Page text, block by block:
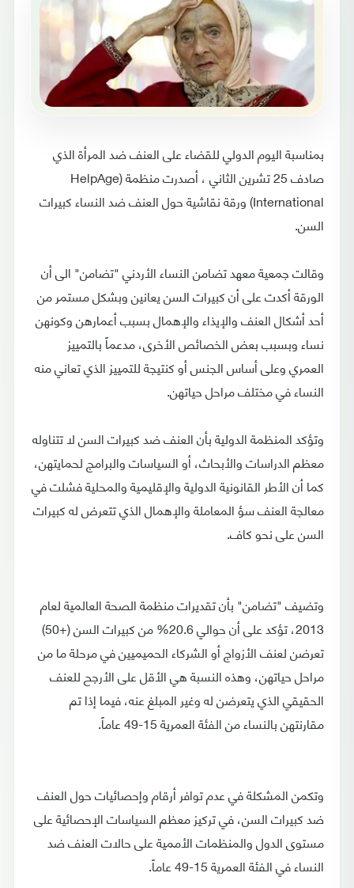
بمناسبة اليوم الدولي للقضاء على العنف ضد المرأة الذي
صادف 25 تشرين الثاني ، أصدرت منظمة (HelpAge
International) ورقة نقاشية حول العنف ضد النساء كبيرات
السن.
وقالت جمعية معهد تضامن النساء الأردني "تضامن" الى أن
الورقة أكدت على أن كبيرات السن يعانين وبشكل مستمر من
أحد أشكال العنف والإيذاء والإهمال بسبب أعمارهن وكونهن
نساء وبسبب بعض الخصائص الأخرى، مدعماً بالتمييز
العمري وعلى أساس الجنس أو كنتيجة للتمييز الذي تعاني منه
النساء في مختلف مراحل حياتهن.
وتؤكد المنظمة الدولية بأن العنف ضد كبيرات السن لا تتناوله
معظم الدراسات والأبحاث، أو السياسات والبرامج لحمايتهن،
كما أن الأطر القانونية الدولية والإقليمية والمحلية فشلت في
معالجة العنف سؤ المعاملة والإهمال الذي تتعرض له كبيرات
السن على نحو كاف.
وتضيف "تضامن" بأن تقديرات منظمة الصحة العالمية لعام
2013، تؤكد على أن حوالي 20.6% من كبيرات السن (+50)
تعرضن لعنف الأزواج أو الشركاء الحميميين في مرحلة ما من
مراحل حياتهن، وهذه النسبة هي الأقل على الأرجح للعنف
الحقيقي الذي يتعرضن له وغير المبلغ عنه، فيما إذا تم
مقارنتهن بالنساء من الفئة العمرية 15-49 عاماً.
وتكمن المشكلة في عدم توافر أرقام وإحصائيات حول العنف
ضد كبيرات السن، في تركيز معظم السياسات الإحصائية على
مستوى الدول والمنظمات الأممية على حالات العنف ضد
النساء في الفئة العمرية 15-49 عاماً.